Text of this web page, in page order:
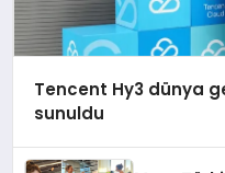
Tencent Hy3 dünya
sunuldu